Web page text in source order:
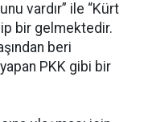
vardır” ile “Kürt
bir gelmektedir.
beri
PKK gibi bir